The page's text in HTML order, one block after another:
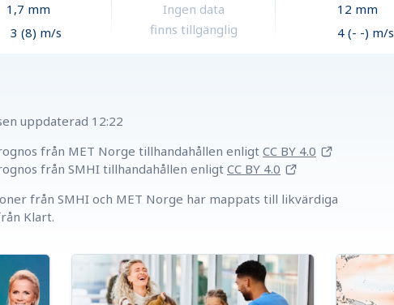
1,7 mm
3 (8) m/s
Ingen data
finns tillgänglig
12 mm
4 (- -) m/s
uppdaterad 12:22
från MET Norge tillhandahållen enligt CC BY 4.0
från SMHI tillhandahållen enligt CC BY 4.0
från SMHI och MET Norge har mappats till likvärdiga
Klart.